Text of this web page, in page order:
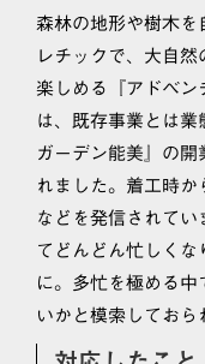
森林の地形や樹木
レチックで、大自
楽しめる『アドベ
は、既存事業とは
ガーデン能美』の
れました。着工時
などを発信されて
てどんどん忙しく
に。多忙を極める
いかと模索しておら